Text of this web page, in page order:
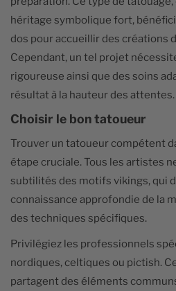
héritage symbolique fort,
dos pour accueillir des créations
Cependant, un tel projet
rigoureuse ainsi que des soins
résultat à la hauteur des attentes.
Choisir le bon tatoueur
Trouver un tatoueur compétent
étape cruciale. Tous les artistes
subtilités des motifs vikings, qui
connaissance approfondie de la
des techniques spécifiques.
Privilégiez les professionnels
nordiques, celtiques ou pictish.
partagent des éléments